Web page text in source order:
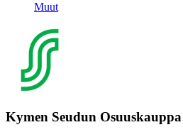
Muut
Kymen Seudun Osuuskauppa